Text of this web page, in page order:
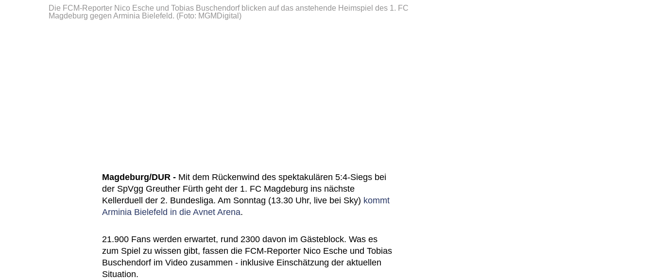
Die FCM-Reporter Nico Esche und Tobias Buschendorf blicken auf das anstehende Heimspiel des 1. FC
Magdeburg gegen Arminia Bielefeld. (Foto: MGMDigital)
Magdeburg/DUR - Mit dem Rückenwind des spektakulären 5:4-Siegs bei
der SpVgg Greuther Fürth geht der 1. FC Magdeburg ins nächste
Kellerduell der 2. Bundesliga. Am Sonntag (13.30 Uhr, live bei Sky) kommt
Arminia Bielefeld in die Avnet Arena.
21.900 Fans werden erwartet, rund 2300 davon im Gästeblock. Was es
zum Spiel zu wissen gibt, fassen die FCM-Reporter Nico Esche und Tobias
Buschendorf im Video zusammen - inklusive Einschätzung der aktuellen
Situation.